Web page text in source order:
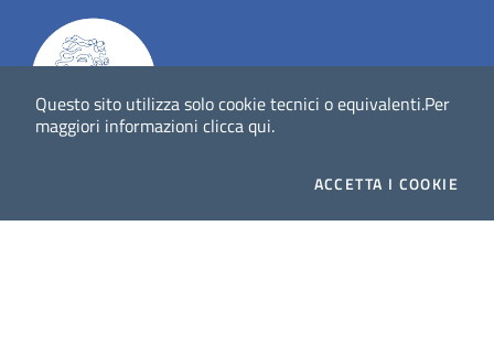
Questo sito utilizza solo cookie tecnici o equivalenti.Per
maggiori informazioni clicca qui.
ACCETTA I COOKIE
rivista del digitale nei beni culturali|| ISSN: